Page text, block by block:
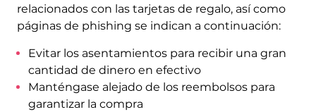
relacionados con las tarjetas de regalo, así como
páginas de phishing se indican a continuación:
Evitar los asentamientos para recibir una gran
cantidad de dinero en efectivo
Manténgase alejado de los reembolsos para
garantizar la compra